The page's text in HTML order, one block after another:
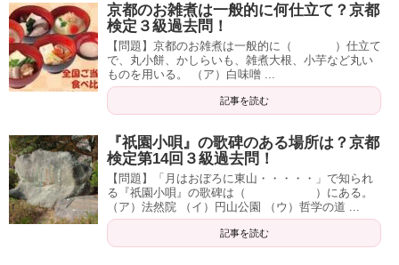
京都のお雑煮は一般的に何仕立て？京都
検定３級過去問！
【問題】京都のお雑煮は一般的に（ ）仕立て
で、丸小餅、かしらいも、雑煮大根、小芋など丸い
ものを用いる。 （ア）白味噌 ...
記事を読む
『祇園小唄』の歌碑のある場所は？京都
検定第14回３級過去問！
【問題】「月はおぼろに東山・・・・・」で知られ
る『祇園小唄』の歌碑は（ ）にある。
（ア）法然院 （イ）円山公園 （ウ）哲学の道 ...
記事を読む